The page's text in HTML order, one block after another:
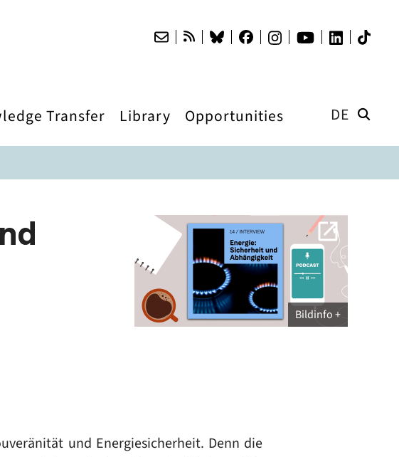
Transfer Library Opportunities DE
Bildinfo
und Energiesicherheit. Denn die